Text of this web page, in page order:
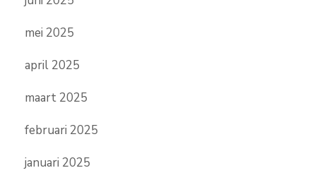
mei 2025
april 2025
maart 2025
februari 2025
januari 2025